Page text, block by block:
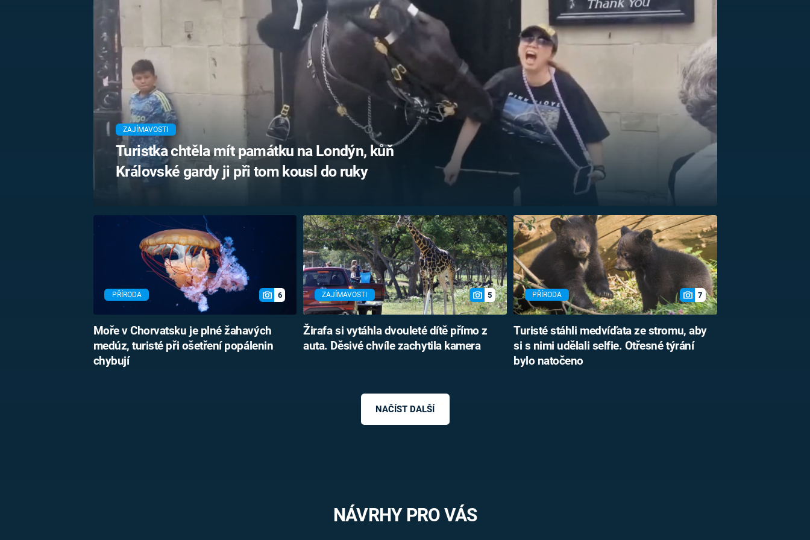
PRVNÍ SVĚTOVÁ
BONAPARTE
BRITSKÁ
KRÁLOVSKÁ
UFO A
MIMOZEMŠŤANÉ
UTAJENÉ PŘÍBĚHY
ČESKÝCH DĚJIN
ALTERNATIVNÍ
HISTORIE
HORORY VERSUS
REALITA
OPTICKÉ ILUZE A
KLAMY
ZAJÍMAVOSTI
Turistka chtěla mít památku na Londýn, kůň
Královské gardy ji při tom kousl do ruky
PŘÍRODA 6
Moře v Chorvatsku je plné žahavých
medúz, turisté při ošetření popálenin
chybují
ZAJÍMAVOSTI 5
Žirafa si vytáhla dvouleté dítě přímo z
auta. Děsivé chvíle zachytila kamera
PŘÍRODA 7
Turisté stáhli medvíďata ze stromu, aby
si s nimi udělali selfie. Otřesné týrání
bylo natočeno
NAČÍST DALŠÍ
NÁVRHY PRO VÁS